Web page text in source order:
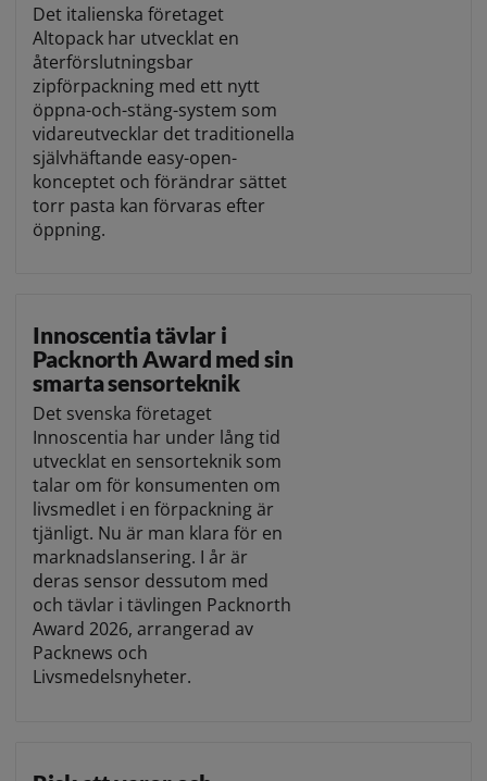
Det italienska företaget
Altopack har utvecklat en
återförslutningsbar
zipförpackning med ett nytt
öppna-och-stäng-system som
vidareutvecklar det traditionella
självhäftande easy-open-
konceptet och förändrar sättet
torr pasta kan förvaras efter
öppning.
Innoscentia tävlar i
Packnorth Award med sin
smarta sensorteknik
Det svenska företaget
Innoscentia har under lång tid
utvecklat en sensorteknik som
talar om för konsumenten om
livsmedlet i en förpackning är
tjänligt. Nu är man klara för en
marknadslansering. I år är
deras sensor dessutom med
och tävlar i tävlingen Packnorth
Award 2026, arrangerad av
Packnews och
Livsmedelsnyheter.